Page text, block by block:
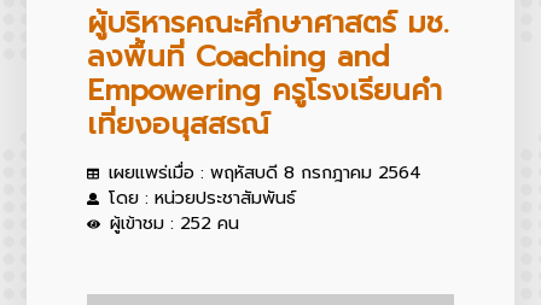
ผู้บริหารคณะศึกษาศาสตร์ มช.
ลงพื้นที่ Coaching and
Empowering ครูโรงเรียนคำ
เที่ยงอนุสสรณ์
เผยแพร่เมื่อ : พฤหัสบดี 8 กรกฎาคม 2564
โดย : หน่วยประชาสัมพันธ์
ผู้เข้าชม : 252 คน